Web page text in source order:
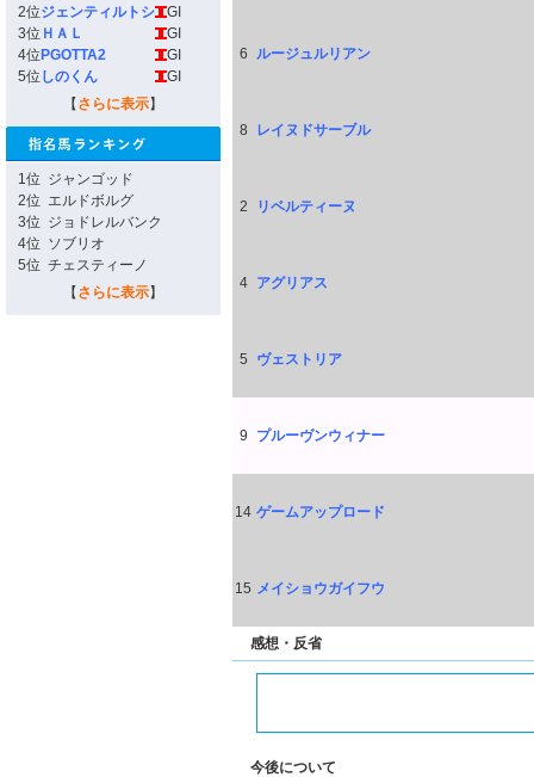
2位ジェンティルトシ
GI
3位 ＨＡＬ
GI
4位 PGOTTA2
GI
5位 しのくん
GI
【 さらに表示】
1位 ジャンゴッド
2位 エルドボルグ
3位 ジョドレルバンク
4位 ソブリオ
5位 チェスティーノ
【 さらに表示】
6 ルージュルリアン
8 レイヌドサーブル
2 リベルティーヌ
4 アグリアス
5 ヴェストリア
9 プルーヴンウィナー
14 ゲームアップロード
15 メイショウガイフウ
感想・反省
今後について